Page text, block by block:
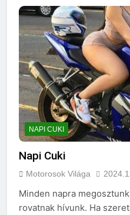
NAPI CUKI
Napi Cuki
Motorosok Világa
Minden napra
rovatnak hívunk. Ha